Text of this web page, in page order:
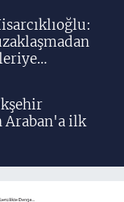
Araban'a ilk